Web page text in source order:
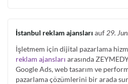
İstanbul reklam ajansları auf 29.
İşletmem için dijital pazarlama
reklam ajansları arasında
Google Ads, web tasarım ve
pazarlama çözümlerini bir arada